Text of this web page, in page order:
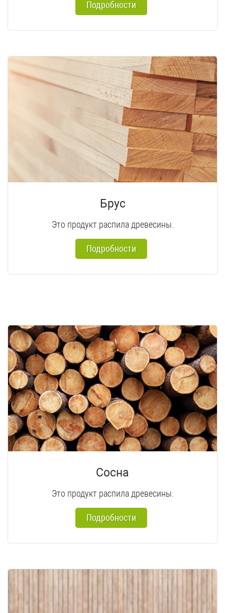
Подробности
Брус
Это продукт распила древесины.
Подробности
Сосна
Это продукт распила древесины.
Подробности